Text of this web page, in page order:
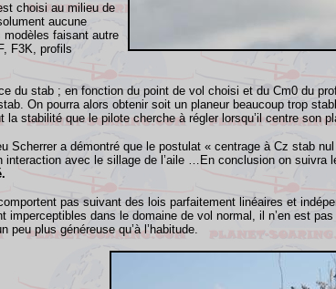
choisi au milieu de
aucune
faisant autre
F3K, profils
du stab ; en fonction du point de vol choisi et du Cm0 du
On pourra alors obtenir soit un planeur beaucoup trop
stabilité que le pilote cherche à régler lorsqu’il centre son
a démontré que le postulat « centrage à Cz stab
avec le sillage de l’aile …En conclusion on suivra
pas suivant des lois parfaitement linéaires et
dans le domaine de vol normal, il n’en est
plus généreuse qu’à l’habitude.